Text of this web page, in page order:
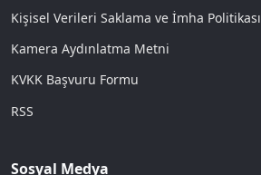
Kişisel Verileri Saklama ve İmha Politikası
Kamera Aydınlatma Metni
KVKK Başvuru Formu
RSS
Sosyal Medya